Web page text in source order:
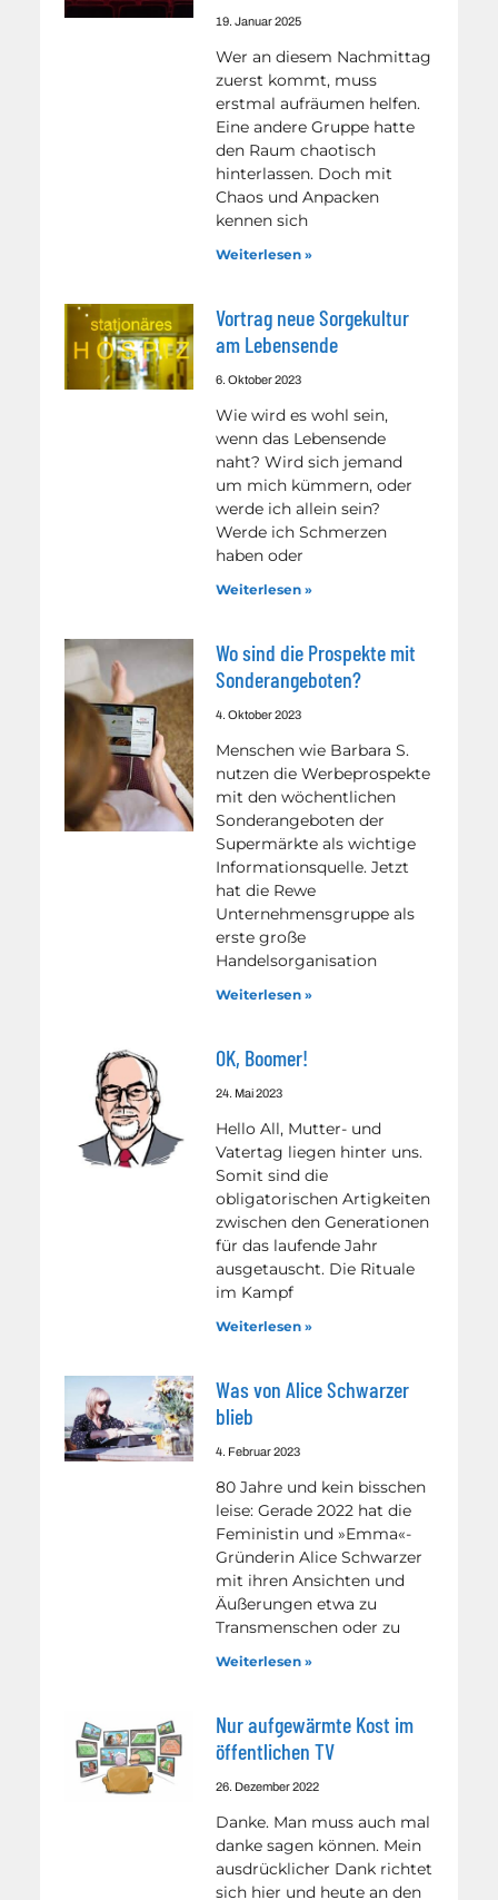
19. Januar 2025
Wer an diesem Nachmittag
zuerst kommt, muss
erstmal aufräumen helfen.
Eine andere Gruppe hatte
den Raum chaotisch
hinterlassen. Doch mit
Chaos und Anpacken
kennen sich
Weiterlesen »
Vortrag neue Sorgekultur
am Lebensende
6. Oktober 2023
Wie wird es wohl sein,
wenn das Lebensende
naht? Wird sich jemand
um mich kümmern, oder
werde ich allein sein?
Werde ich Schmerzen
haben oder
Weiterlesen »
Wo sind die Prospekte mit
Sonderangeboten?
4. Oktober 2023
Menschen wie Barbara S.
nutzen die Werbeprospekte
mit den wöchentlichen
Sonderangeboten der
Supermärkte als wichtige
Informationsquelle. Jetzt
hat die Rewe
Unternehmensgruppe als
erste große
Handelsorganisation
Weiterlesen »
OK, Boomer!
24. Mai 2023
Hello All, Mutter- und
Vatertag liegen hinter uns.
Somit sind die
obligatorischen Artigkeiten
zwischen den Generationen
für das laufende Jahr
ausgetauscht. Die Rituale
im Kampf
Weiterlesen »
Was von Alice Schwarzer
blieb
4. Februar 2023
80 Jahre und kein bisschen
leise: Gerade 2022 hat die
Feministin und »Emma«-
Gründerin Alice Schwarzer
mit ihren Ansichten und
Äußerungen etwa zu
Transmenschen oder zu
Weiterlesen »
Nur aufgewärmte Kost im
öffentlichen TV
26. Dezember 2022
Danke. Man muss auch mal
danke sagen können. Mein
ausdrücklicher Dank richtet
sich hier und heute an den